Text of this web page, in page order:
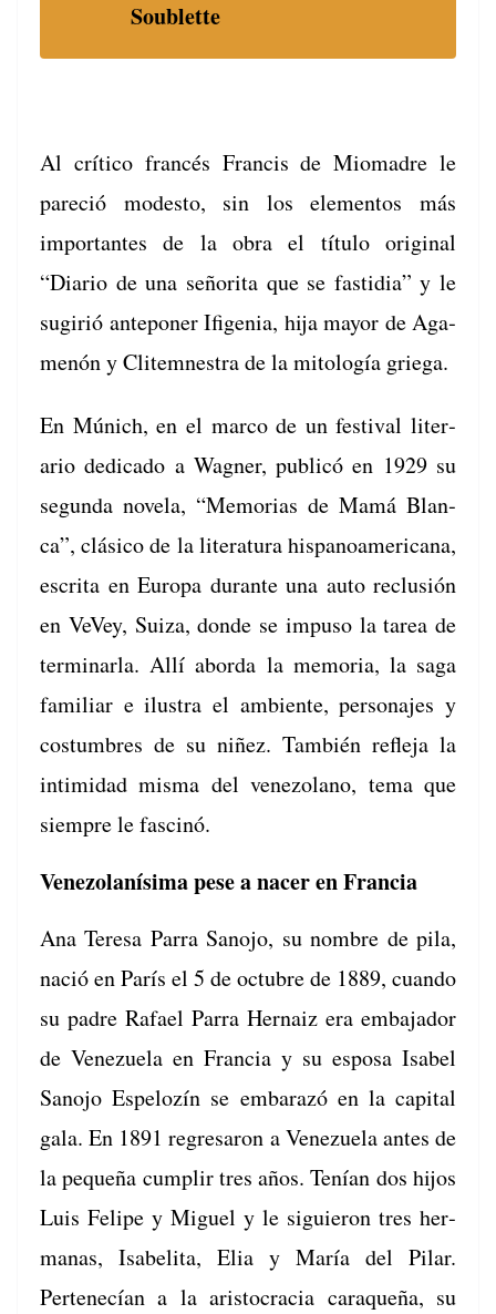
Soublette
Al críti­co francés Fran­cis de Miomadre le
pare­ció modesto, sin los ele­men­tos más
impor­tantes de la obra el títu­lo orig­i­nal
“Diario de una señori­ta que se fas­tidia” y le
sugir­ió antepon­er Ifi­ge­nia, hija may­or de Aga­
menón y Clitemnes­tra de la mitología griega.
En Múnich, en el mar­co de un fes­ti­val lit­er­
ario ded­i­ca­do a Wag­n­er, pub­licó en 1929 su
segun­da nov­ela, “Memo­rias de Mamá Blan­
ca”, clási­co de la lit­er­atu­ra his­panoamer­i­cana,
escri­ta en Europa durante una auto reclusión
en VeVey, Suiza, donde se impu­so la tarea de
ter­mi­narla. Allí abor­da la memo­ria, la saga
famil­iar e ilus­tra el ambi­ente, per­son­ajes y
cos­tum­bres de su niñez. Tam­bién refle­ja la
intim­i­dad mis­ma del vene­zolano, tema que
siem­pre le fascinó.
Venezolanísima pese a nacer en Francia
Ana Tere­sa Par­ra Sano­jo, su nom­bre de pila,
nació en París el 5 de octubre de 1889, cuan­do
su padre Rafael Par­ra Her­naiz era emba­jador
de Venezuela en Fran­cia y su esposa Isabel
Sano­jo Espelozín se embarazó en la cap­i­tal
gala. En 1891 regre­saron a Venezuela antes de
la pequeña cumplir tres años. Tenían dos hijos
Luis Felipe y Miguel y le sigu­ieron tres her­
manas, Isabeli­ta, Elia y María del Pilar.
Pertenecían a la aris­toc­ra­cia caraque­ña, su